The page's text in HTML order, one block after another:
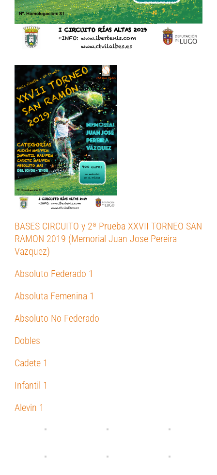
BASES CIRCUITO y 2ª Prueba XXVII TORNEO SAN
RAMON 2019 (Memorial Juan Jose Pereira
Vazquez)
Absoluto Federado 1
Absoluta Femenina 1
Absoluto No Federado
Dobles
Cadete 1
Infantil 1
Alevin 1